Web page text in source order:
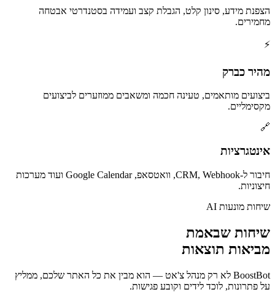
הצפנת מידע, סינון קלט, הגבלת קצב ועמידה בסטנדרטי אבטחה
מחמירים.
⚡
מהיר כברק
ביצועים מותאמים, טעינה חכמה ומשאבים ממוזערים לביצועים
מקסימליים.
🔗
אינטגרציות
חיבור ל-CRM, Webhook, וואטסאפ, Google Calendar ועוד מערכות
חיצוניות.
שיחות מונעות AI
שיחות שבאמת
מביאות תוצאות
BoostBot לא רק מנהל צ'אט — הוא מבין את כל האתר שלכם, ממליץ
על פתרונות, לוכד לידים וקובע פגישות.